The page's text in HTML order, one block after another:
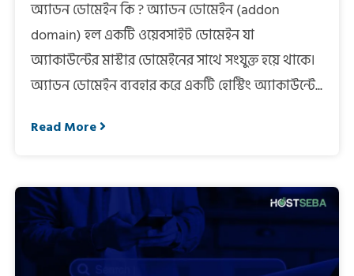
অ্যাডন ডোমেইন কি ? অ্যাডন ডোমেইন (addon
domain) হল একটি ওয়েবসাইট ডোমেইন যা
অ্যাকাউন্টের মাস্টার ডোমেইনের সাথে সংযুক্ত হয়ে থাকে।
অ্যাডন ডোমেইন ব্যবহার করে একটি হোস্টিং অ্যাকাউন্টে...
Read More